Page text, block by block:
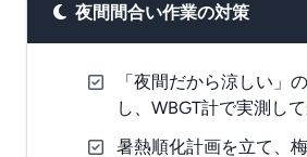
夜間間合い作業の対策
「夜間だから涼しい」
し、WBGT計で実測し
暑熱順化計画を立て、